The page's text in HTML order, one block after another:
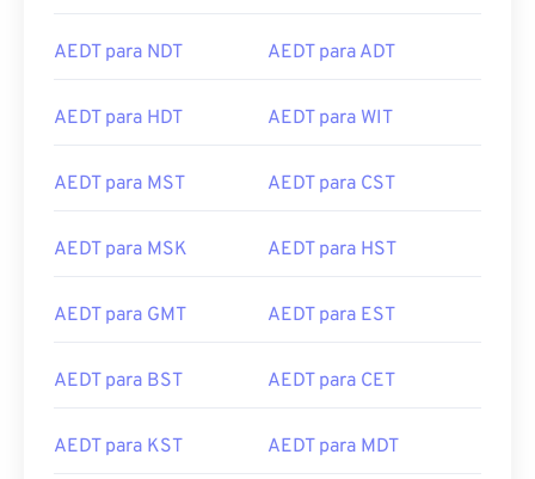
AEDT para NDT AEDT para ADT
AEDT para HDT AEDT para WIT
AEDT para MST AEDT para CST
AEDT para MSK AEDT para HST
AEDT para GMT AEDT para EST
AEDT para BST AEDT para CET
AEDT para KST AEDT para MDT